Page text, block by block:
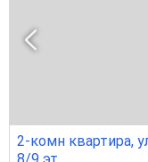
2-комн квартира,